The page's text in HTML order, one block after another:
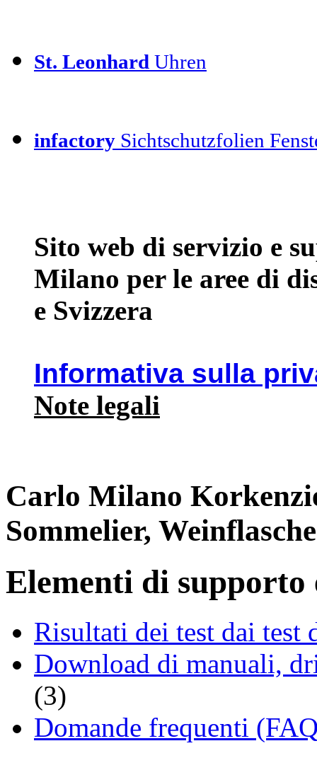
St. Leonhard Uhren
infactory Sichtschutzfolien
Sito web di servizio e
Milano per le aree di
e Svizzera
Informativa sulla
Note legali
Carlo Milano
Sommelier,
Elementi di supporto
Risultati dei test dai
Download di manuali,
(3)
Domande frequenti